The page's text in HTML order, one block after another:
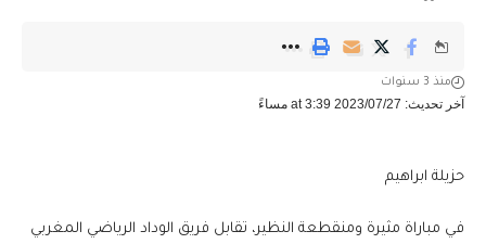
آخر تحديث: 2023/07/27 at 3:39 مساءً
منذ 3 سنوات
حزيلة ابراهيم
في مباراة مثيرة ومنقطعة النظير، تقابل فريق الوداد الرياضي المغربي